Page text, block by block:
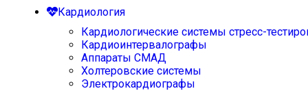
Кардиология
Кардиологические системы стресс-
Кардиоинтервалографы
Аппараты СМАД
Холтеровские системы
Электрокардиографы